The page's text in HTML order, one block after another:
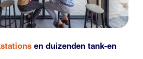
en duizenden tank-en